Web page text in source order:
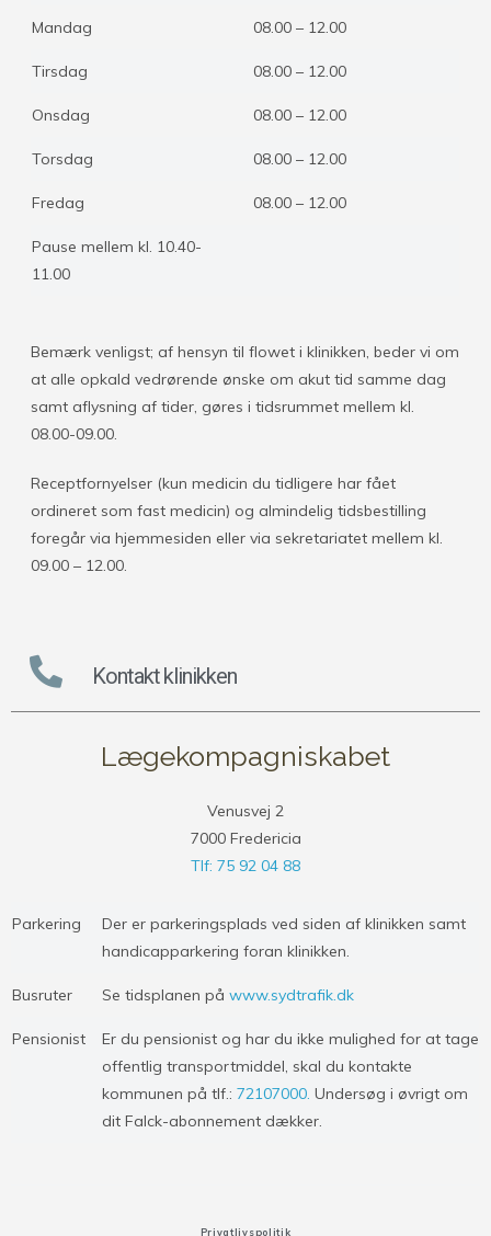
Mandag 08.00 – 12.00
Tirsdag 08.00 – 12.00
Onsdag 08.00 – 12.00
Torsdag 08.00 – 12.00
Fredag 08.00 – 12.00
Pause mellem kl. 10.40-
11.00
Bemærk venligst; af hensyn til flowet i klinikken, beder vi om
at alle opkald vedrørende ønske om akut tid samme dag
samt aflysning af tider, gøres i tidsrummet mellem kl.
08.00-09.00.
Receptfornyelser (kun medicin du tidligere har fået
ordineret som fast medicin) og almindelig tidsbestilling
foregår via hjemmesiden eller via sekretariatet mellem kl.
09.00 – 12.00.
Kontakt klinikken
Lægekompagniskabet
Venusvej 2
7000 Fredericia
Tlf: 75 92 04 88
Parkering
Der er parkeringsplads ved siden af klinikken samt
handicapparkering foran klinikken.
Busruter Se tidsplanen på www.sydtrafik.dk
Pensionist
Er du pensionist og har du ikke mulighed for at tage
offentlig transportmiddel, skal du kontakte
kommunen på tlf.: 72107000. Undersøg i øvrigt om
dit Falck-abonnement dækker.
Privatlivspolitik